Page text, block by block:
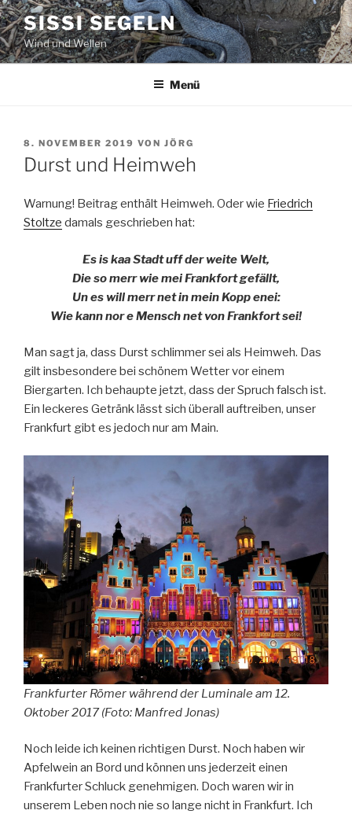
Zum
Inhalt
springen
SISSI SEGELN
Wind und Wellen
Menü
VERÖFFENTLICHT
AM
8. NOVEMBER 2019 VON JÖRG
Durst und Heimweh
Warnung! Beitrag enthält Heimweh. Oder wie Friedrich
Stoltze damals geschrieben hat:
Es is kaa Stadt uff der weite Welt,
Die so merr wie mei Frankfort gefällt,
Un es will merr net in mein Kopp enei:
Wie kann nor e Mensch net von Frankfort sei!
Man sagt ja, dass Durst schlimmer sei als Heimweh. Das
gilt insbesondere bei schönem Wetter vor einem
Biergarten. Ich behaupte jetzt, dass der Spruch falsch ist.
Ein leckeres Getränk lässt sich überall auftreiben, unser
Frankfurt gibt es jedoch nur am Main.
Frankfurter Römer während der Luminale am 12.
Oktober 2017 (Foto: Manfred Jonas)
Noch leide ich keinen richtigen Durst. Noch haben wir
Apfelwein an Bord und können uns jederzeit einen
Frankfurter Schluck genehmigen. Doch waren wir in
unserem Leben noch nie so lange nicht in Frankfurt. Ich